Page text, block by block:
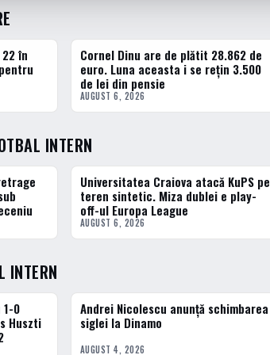
în
FOTBAL INTERN
Cornel Dinu are de plătit 28.862 de
euro. Luna aceasta i se rețin 3.500
de lei din pensie
AUGUST 6, 2026
INTERN
2 · TOP
Universitatea Craiova atacă KuPS pe
teren sintetic. Miza dublei e play-
off-ul Europa League
AUGUST 6, 2026
INTERN
0
Huszti
FOTBAL INTERN
Andrei Nicolescu anunță schimbarea
siglei la Dinamo
AUGUST 4, 2026